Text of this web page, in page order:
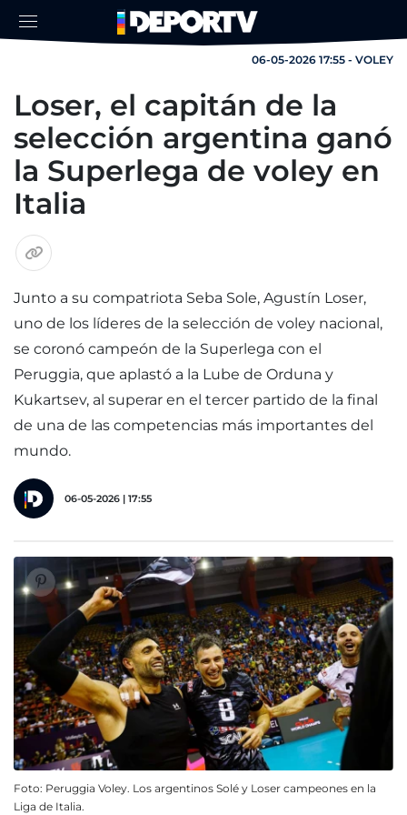
06-05-2026 17:55 - VOLEY
Loser, el capitán de la
selección argentina ganó
la Superlega de voley en
Italia
Junto a su compatriota Seba Sole, Agustín Loser,
uno de los líderes de la selección de voley nacional,
se coronó campeón de la Superlega con el
Peruggia, que aplastó a la Lube de Orduna y
Kukartsev, al superar en el tercer partido de la final
de una de las competencias más importantes del
mundo.
06-05-2026 | 17:55
Foto: Peruggia Voley. Los argentinos Solé y Loser campeones en la
Liga de Italia.